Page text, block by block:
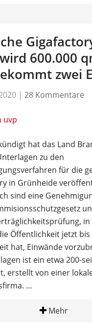
600.000
zwei
| 28 Kommentare
hat das Land
zu den
für die
in Grünheide
sind eine
in
Öffentlichkeit jetzt bis
hat, Einwände
ist ein etwa 200-
erstellt von einer
…
Mehr